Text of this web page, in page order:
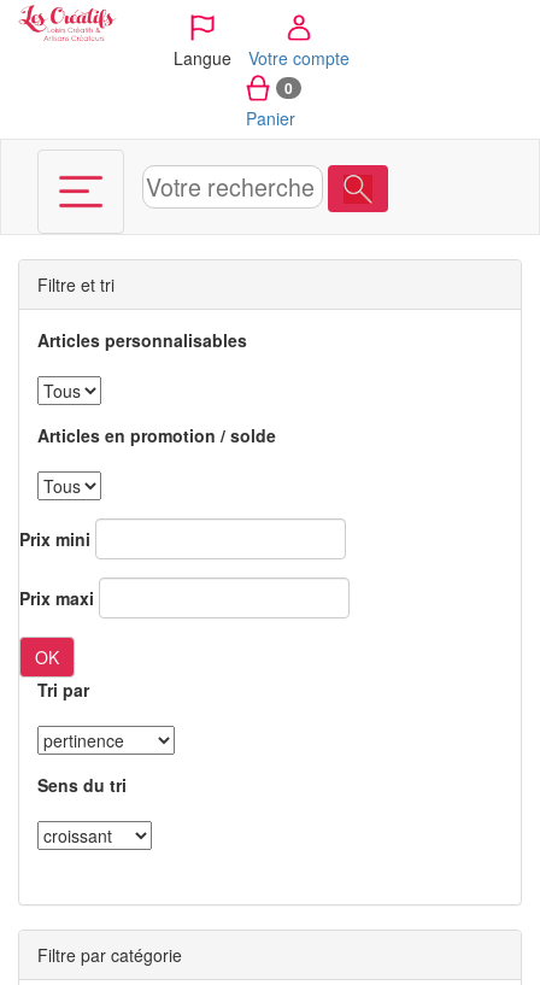
Langue Votre compte
0
Panier
Filtre et tri
Articles personnalisables
Articles en promotion / solde
Prix mini
Prix maxi
OK
Tri par
Sens du tri
Filtre par catégorie
Panneau de gestion des cookies